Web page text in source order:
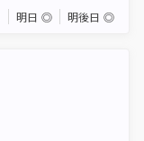
明日 ◎ 明後日 ◎